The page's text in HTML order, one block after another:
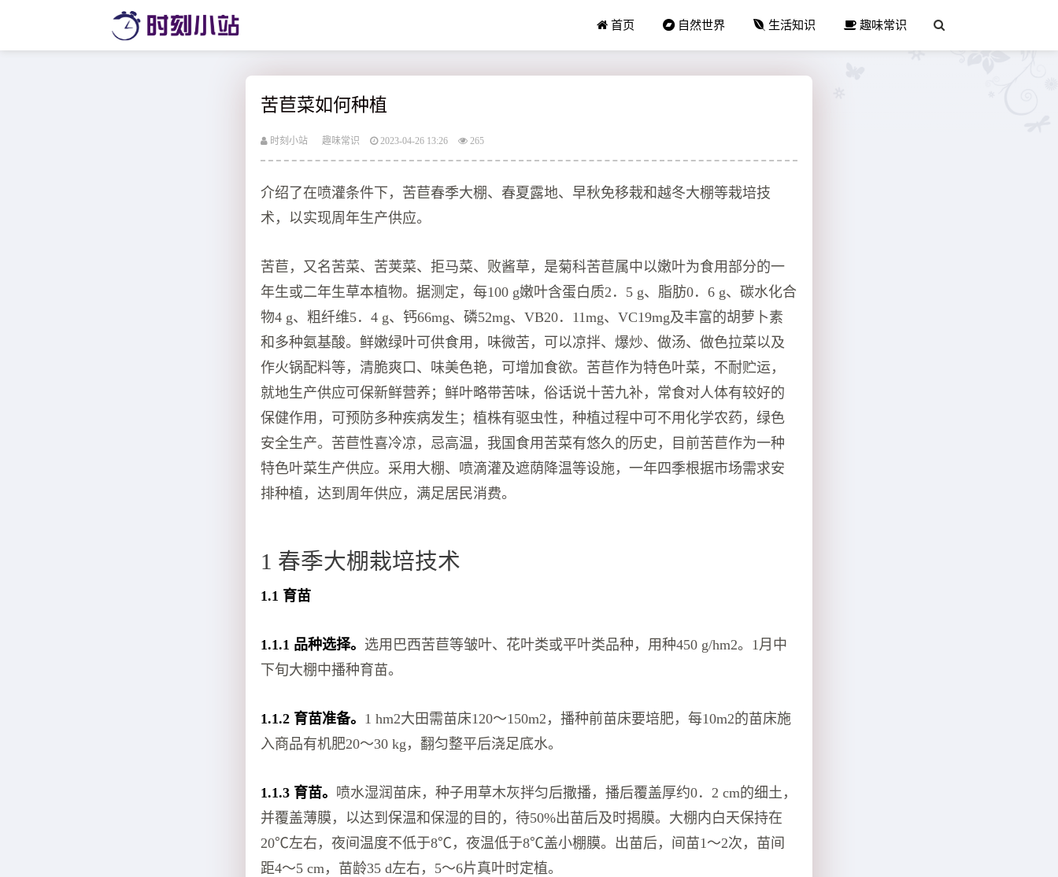
首页 自然世界 生活知识 趣味常识
苦苣菜如何种植
时刻小站 趣味常识 2023-04-26 13:26 265
介绍了在喷灌条件下，苦苣春季大棚、春夏露地、早秋免移栽和越冬大棚等栽培技
术，以实现周年生产供应。
苦苣，又名苦菜、苦荚菜、拒马菜、败酱草，是菊科苦苣属中以嫩叶为食用部分的一
年生或二年生草本植物。据测定，每100 g嫩叶含蛋白质2．5 g、脂肪0．6 g、碳水化合
物4 g、粗纤维5．4 g、钙66mg、磷52mg、VB20．11mg、VC19mg及丰富的胡萝卜素
和多种氨基酸。鲜嫩绿叶可供食用，味微苦，可以凉拌、爆炒、做汤、做色拉菜以及
作火锅配料等，清脆爽口、味美色艳，可增加食欲。苦苣作为特色叶菜，不耐贮运，
就地生产供应可保新鲜营养；鲜叶略带苦味，俗话说十苦九补，常食对人体有较好的
保健作用，可预防多种疾病发生；植株有驱虫性，种植过程中可不用化学农药，绿色
安全生产。苦苣性喜冷凉，忌高温，我国食用苦菜有悠久的历史，目前苦苣作为一种
特色叶菜生产供应。采用大棚、喷滴灌及遮荫降温等设施，一年四季根据市场需求安
排种植，达到周年供应，满足居民消费。
1 春季大棚栽培技术
1.1 育苗
1.1.1 品种选择。 选用巴西苦苣等皱叶、花叶类或平叶类品种，用种450 g/hm2。1月中
下旬大棚中播种育苗。
1.1.2 育苗准备。 1 hm2大田需苗床120～150m2，播种前苗床要培肥，每10m2的苗床施
入商品有机肥20～30 kg，翻匀整平后浇足底水。
1.1.3 育苗。 喷水湿润苗床，种子用草木灰拌匀后撒播，播后覆盖厚约0．2 cm的细土，
并覆盖薄膜，以达到保温和保湿的目的，待50%出苗后及时揭膜。大棚内白天保持在
20℃左右，夜间温度不低于8℃，夜温低于8℃盖小棚膜。出苗后，间苗1～2次，苗间
距4～5 cm，苗龄35 d左右，5～6片真叶时定植。